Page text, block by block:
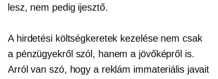
lesz, nem pedig ijesztő.
A hirdetési költségkeretek kezelése nem csak
a pénzügyekről szól, hanem a jövőképről is.
Arról van szó, hogy a reklám immateriális javait